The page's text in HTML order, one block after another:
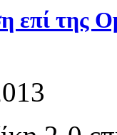
επί της